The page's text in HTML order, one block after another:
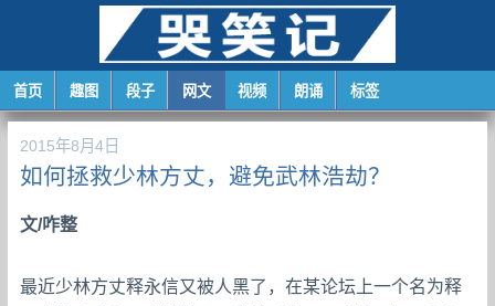
首页 趣图 段子 网文 视频 朗诵 标签
2015年8月4日
如何拯救少林方丈，避免武林浩劫？
文/咋整
最近少林方丈释永信又被人黑了，在某论坛上一个名为释